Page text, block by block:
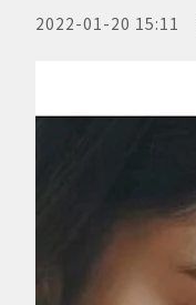
2022-01-20 15:11